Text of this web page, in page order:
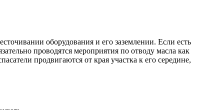
оборудования и его заземлении. Если есть
проводятся мероприятия по отводу масла как
продвигаются от края участка к его середине,